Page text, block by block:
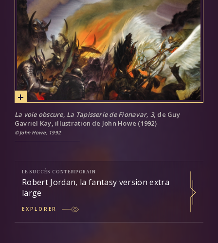
La voie obscure, La Tapisserie de Fionavar, 3, de Guy
Gavriel Kay, illustration de John Howe (1992)
John Howe, 1992
LE SUCCÈS CONTEMPORAIN
Robert Jordan, la fantasy version extra
large
EXPLORER